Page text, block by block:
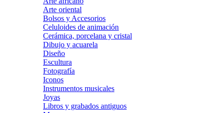
Arte oriental
Bolsos y Accesorios
Celuloides de animación
Cerámica, porcelana y cristal
Dibujo y acuarela
Diseño
Escultura
Fotografía
Iconos
Instrumentos musicales
Joyas
Libros y grabados antiguos